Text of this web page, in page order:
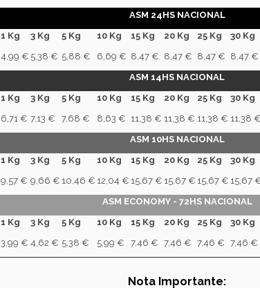
ASM 24HS NACIONAL
1 Kg 3 Kg 5 Kg 10 Kg 15 Kg 20 Kg 25 Kg 30 Kg
4,99 € 5,38 € 5,88 € 6,69 € 8,47 € 8,47 € 8,47 € 8,47 €
ASM 14HS NACIONAL
1 Kg 3 Kg 5 Kg 10 Kg 15 Kg 20 Kg 25 Kg 30 Kg
6,71 € 7,13 € 7,68 € 8,63 € 11,38 € 11,38 € 11,38 € 11,38 €
ASM 10HS NACIONAL
1 Kg 3 Kg 5 Kg 10 Kg 15 Kg 20 Kg 25 Kg 30 Kg
9,57 € 9,66 € 10,46 € 12,04 € 15,67 € 15,67 € 15,67 € 15,67
ASM ECONOMY - 72HS NACIONAL
1 Kg 3 Kg 5 Kg 10 Kg 15 Kg 20 Kg 25 Kg 30 Kg
3,99 € 4,62 € 5,38 € 5,99 € 7,46 € 7,46 € 7,46 € 7,46 €
Nota Importante: